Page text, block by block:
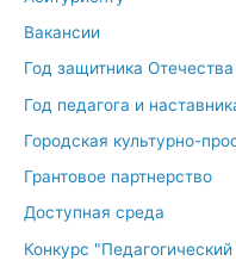
Вакансии
Год защитника Отечества
Год педагога и
Городская культурно-
Грантовое партнерство
Доступная среда
Конкурс "Педагогический